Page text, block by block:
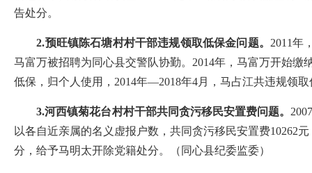
告处分。
2.预旺镇陈石塘村村干部违规领取低保金问题。 2011年
马富万被招聘为同心县交警队协勤。2014年，马富万开始
低保，归个人使用，2014年—2018年4月，马占江共违规领
3.河西镇菊花台村村干部共同贪污移民安置费问题。
以各自近亲属的名义虚报户数，共同贪污移民安置费10262
分，给予马明太开除党籍处分。（同心县纪委监委）